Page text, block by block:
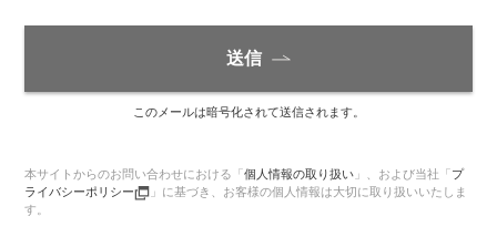
送信
このメールは暗号化されて送信されます。
本サイトからのお問い合わせにおける「個人情報の取り扱い 」、 および当社「プ
ライバシーポリシー
」に基づき、お客様の個人情報は大切に取り扱いいたしま
す。